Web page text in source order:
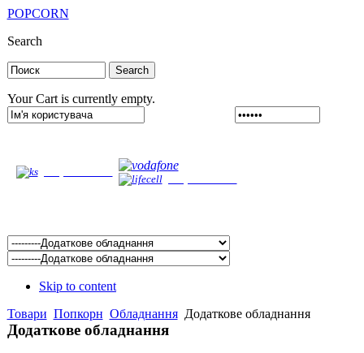
POPCORN
Search
Your Cart is currently empty.
Skip to content
Товари Попкорн Обладнання Додаткове обладнання
Додаткове обладнання